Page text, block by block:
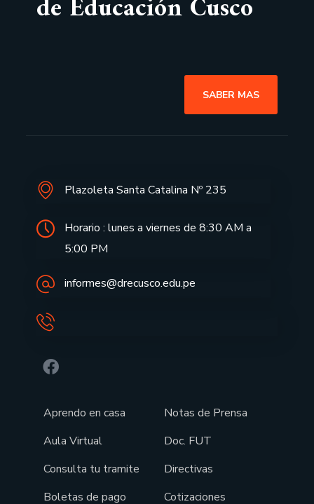
de Educación Cusco
SABER MAS
Plazoleta Santa Catalina Nº 235
Horario : lunes a viernes de 8:30 AM a
5:00 PM
informes@drecusco.edu.pe
Aprendo en casa
Aula Virtual
Consulta tu tramite
Boletas de pago
Notas de Prensa
Doc. FUT
Directivas
Cotizaciones